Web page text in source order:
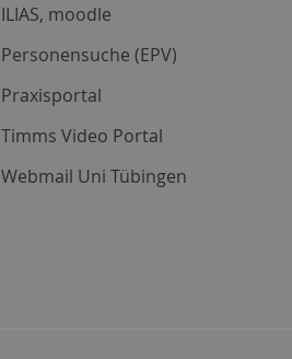
ILIAS, moodle
Personensuche (EPV)
Praxisportal
Timms Video Portal
Webmail Uni Tübingen